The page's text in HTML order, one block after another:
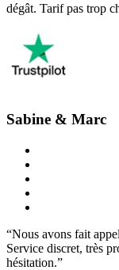
dégât. Tarif pas trop
Sabine & Marc
“Nous avons fait
Service discret, très
hésitation.”